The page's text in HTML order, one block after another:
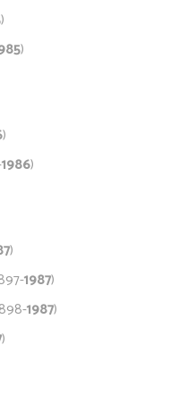
)
)
)
1986)
)
1987)
1987)
)